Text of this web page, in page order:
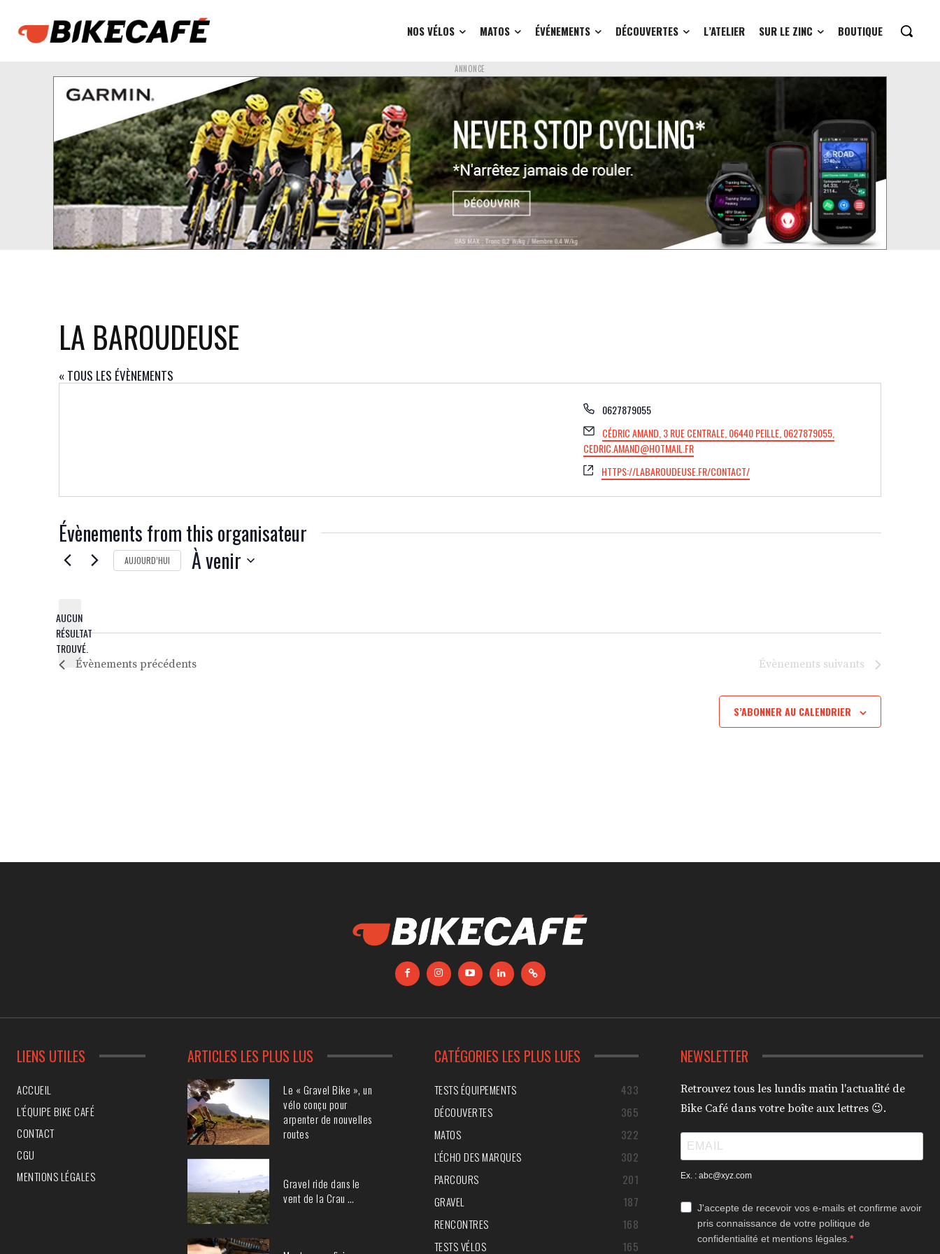
NOS VÉLOS MATOS ÉVÉNEMENTS DÉCOUVERTES L’ATELIER SUR LE ZINC BOUTIQUE
ANNONCE
LA BAROUDEUSE
« TOUS LES ÉVÈNEMENTS
TÉLÉPHONE
0627879055
EMAIL
CÉDRIC AMAND, 3 RUE CENTRALE, 06440 PEILLE, 0627879055,
CEDRIC.AMAND@HOTMAIL.FR
SITE
WEB
HTTPS://LABAROUDEUSE.FR/CONTACT/
Évènements from this organisateur
NOTICE
AUCUN
RÉSULTAT
TROUVÉ.
AUJOURD’HUI À venir
Évènements précédents Évènements suivants
S’ABONNER AU CALENDRIER
LIENS UTILES
ACCUEIL
L’ÉQUIPE BIKE CAFÉ
CONTACT
CGU
MENTIONS LÉGALES
ARTICLES LES PLUS LUS
Le « Gravel Bike », un
vélo conçu pour
arpenter de nouvelles
routes
Gravel ride dans le
vent de la Crau …
CATÉGORIES LES PLUS LUES
TESTS ÉQUIPEMENTS
433
DÉCOUVERTES
365
MATOS
322
L'ÉCHO DES MARQUES
302
PARCOURS
201
GRAVEL
187
RENCONTRES
168
TESTS VÉLOS
165
NEWSLETTER
Retrouvez tous les lundis matin l'actualité de
Bike Café dans votre boîte aux lettres 😉.
Ex. : abc@xyz.com
J'accepte de recevoir vos e-mails et confirme avoir
pris connaissance de votre politique de
confidentialité et mentions légales.